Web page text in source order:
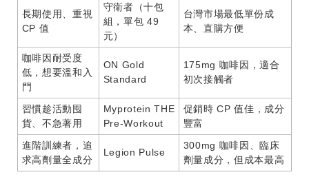
長期使用、重視
CP 值
守衛者（十包
組，單包 49
元）
台灣市場最低單份成
本、直購方便
咖啡因耐受度
低，想要溫和入
門
ON Gold
Standard
175mg 咖啡因，適合
初次接觸者
習慣趁活動囤
貨、不急著用
Myprotein THE
Pre-Workout
促銷時 CP 值佳，成分
豐富
進階訓練者，追
求高劑量全成分
Legion Pulse
300mg 咖啡因、臨床
劑量成分，但成本最高